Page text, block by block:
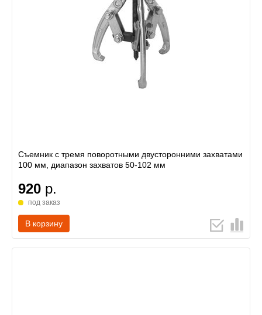
Съемник с тремя поворотными двусторонними захватами
100 мм, диапазон захватов 50-102 мм
920 р.
под заказ
В корзину